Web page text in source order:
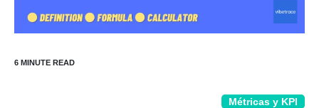
Métricas y KPI